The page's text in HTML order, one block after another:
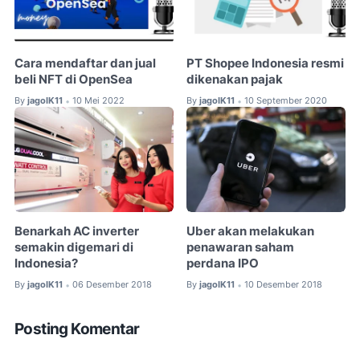
Cara mendaftar dan jual
beli NFT di OpenSea
By jagoIK11 • 10 Mei 2022
PT Shopee Indonesia resmi
dikenakan pajak
By jagoIK11 • 10 September 2020
Benarkah AC inverter
semakin digemari di
Indonesia?
By jagoIK11 • 06 Desember 2018
Uber akan melakukan
penawaran saham
perdana IPO
By jagoIK11 • 10 Desember 2018
Posting Komentar